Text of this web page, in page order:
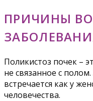
ПРИЧИНЫ
Поликистоз почек –
не связанное с
встречается как у
человечества.